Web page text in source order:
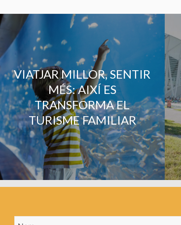
VIATJAR MILLOR, SENTIR
MÉS: AIXÍ ES
TRANSFORMA EL
TURISME FAMILIAR